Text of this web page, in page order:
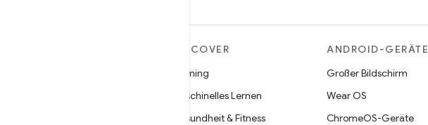
DISCOVER
Gaming
Maschinelles Lernen
Gesundheit & Fitness
ANDROID-GERÄTE
Großer Bildschirm
Wear OS
ChromeOS-Geräte